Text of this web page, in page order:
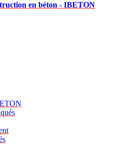
en béton - IBETON